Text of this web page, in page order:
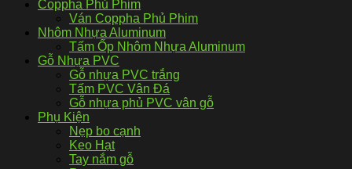
Coppha Phủ Phim
Ván Coppha Phủ Phim
Nhôm Nhựa Aluminum
Tấm Ốp Nhôm Nhựa Aluminum
Gỗ Nhựa PVC
Gỗ nhựa PVC trắng
Tấm PVC Vân Đá
Gỗ nhựa phủ PVC vân gỗ
Phụ Kiện
Nẹp bo cạnh
Keo Hạt
Tay nắm gỗ